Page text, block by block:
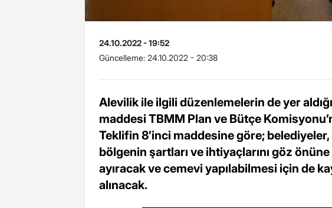
24.10.2022 - 19:52
Güncelleme: 24.10.2022 - 20:38
Alevilik ile ilgili düzenlemelerin de yer
maddesi TBMM Plan ve Bütçe
Teklifin 8’inci maddesine göre; belediyeler,
bölgenin şartları ve ihtiyaçlarını göz
ayıracak ve cemevi yapılabilmesi için de
alınacak.